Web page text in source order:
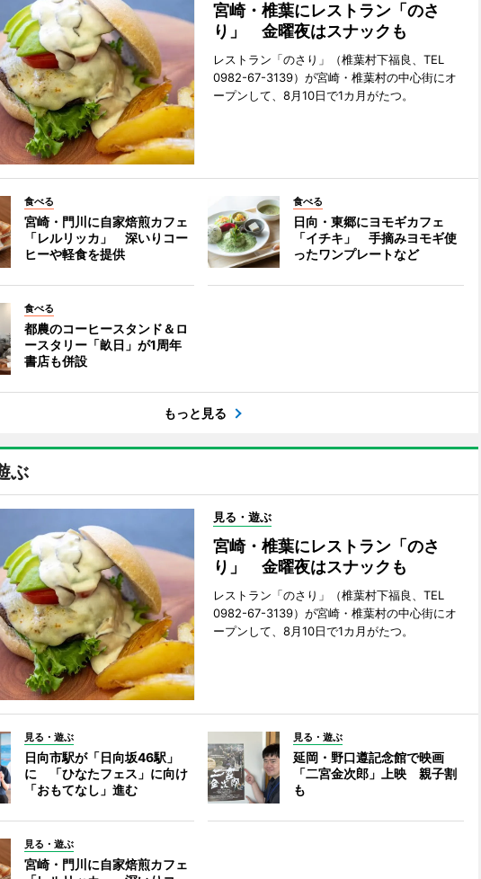
宮崎・椎葉にレストラン「のさ
り」 金曜夜はスナックも
レストラン「のさり」（椎葉村下福良、TEL
0982-67-3139）が宮崎・椎葉村の中心街にオ
ープンして、8月10日で1カ月がたつ。
食べる
宮崎・門川に自家焙煎カフェ
「レルリッカ」 深いりコー
ヒーや軽食を提供
食べる
日向・東郷にヨモギカフェ
「イチキ」 手摘みヨモギ使
ったワンプレートなど
食べる
都農のコーヒースタンド＆ロ
ースタリー「畝日」が1周年
書店も併設
もっと見る
ぶ
見る・遊ぶ
宮崎・椎葉にレストラン「のさ
り」 金曜夜はスナックも
レストラン「のさり」（椎葉村下福良、TEL
0982-67-3139）が宮崎・椎葉村の中心街にオ
ープンして、8月10日で1カ月がたつ。
見る・遊ぶ
日向市駅が「日向坂46駅」
に 「ひなたフェス」に向け
「おもてなし」進む
見る・遊ぶ
延岡・野口遵記念館で映画
「二宮金次郎」上映 親子割
も
見る・遊ぶ
宮崎・門川に自家焙煎カフェ